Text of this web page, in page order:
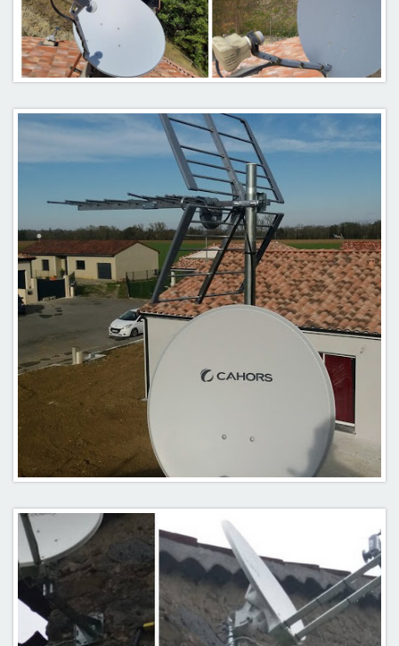
Parabole internet Nordnet : Alliat 09400
Antenne UHf avec couplage parabole